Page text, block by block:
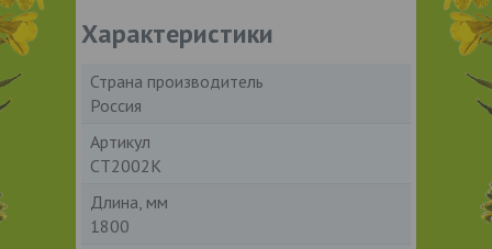
Характеристики
Страна производитель
Россия
Артикул
СТ2002К
Длина, мм
1800